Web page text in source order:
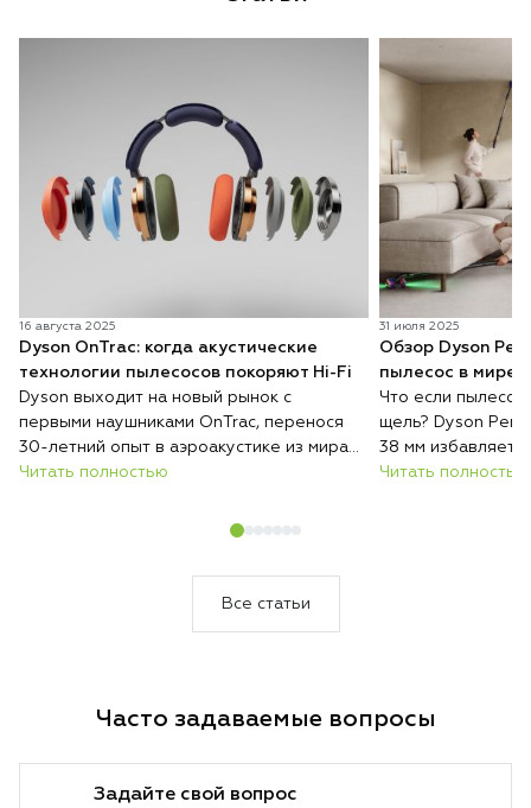
16 августа 2025
Dyson OnTrac: когда акустические
технологии пылесосов покоряют Hi-Fi
Dyson выходит на новый рынок с
первыми наушниками OnTrac, перенося
30-летний опыт в аэроакустике из мира
пылесосов в премиальный звук. Это не
переосмысление идеального аудио, где
музыкальной чистотой.
Читать полностью
31 июля 2025
Обзор Dyson
пылесос в мире
Что если
щель? Dyson
38 мм избавляет
двигать мебель,
Читать полностью
Все статьи
Часто задаваемые вопросы
Задайте свой вопрос